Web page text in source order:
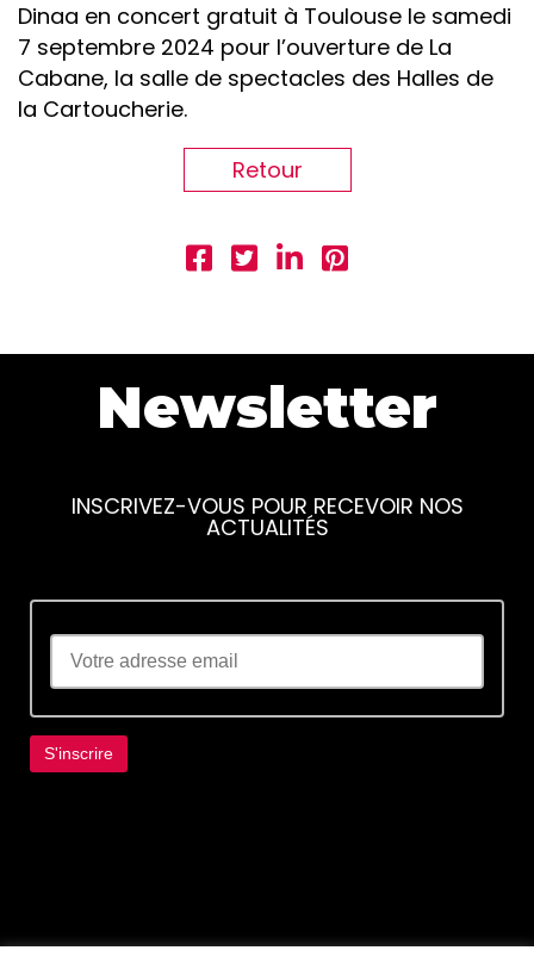
Dinaa en concert gratuit à Toulouse le samedi
7 septembre 2024 pour l’ouverture de La
Cabane, la salle de spectacles des Halles de
la Cartoucherie.
Retour
Newsletter
INSCRIVEZ-VOUS POUR RECEVOIR NOS
ACTUALITÉS